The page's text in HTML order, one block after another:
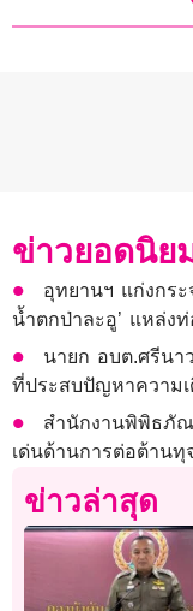
ข่าวยอดนิย
อุทยานฯ แก่งกระ
น้ำตกป่าละอู’ แหล่ง
นายก อบต.ศรีนา
ที่ประสบปัญหาความ
สำนักงานพิพิธภัณ
เด่นด้านการต่อต้านทุ
ข่าวล่าสุด